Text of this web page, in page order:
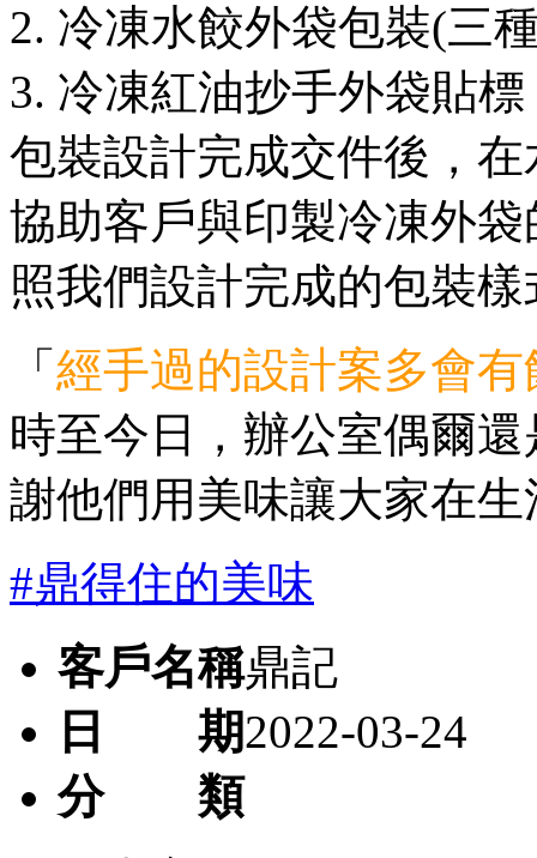
2. 冷凍水餃外袋包裝(三
3. 冷凍紅油抄手外袋貼標
包裝設計完成交件後，
協助客戶與印製冷凍外
照我們設計完成的包裝
「 經手過的設計案多會
時至今日，辦公室偶爾
謝他們用美味讓大家在
#鼎得住的美味
客戶名稱鼎記
日 期2022-03-24
分 類